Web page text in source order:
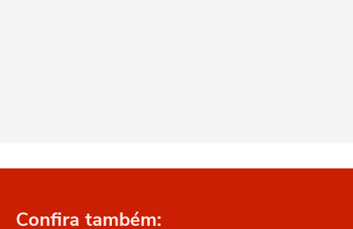
Confira também: